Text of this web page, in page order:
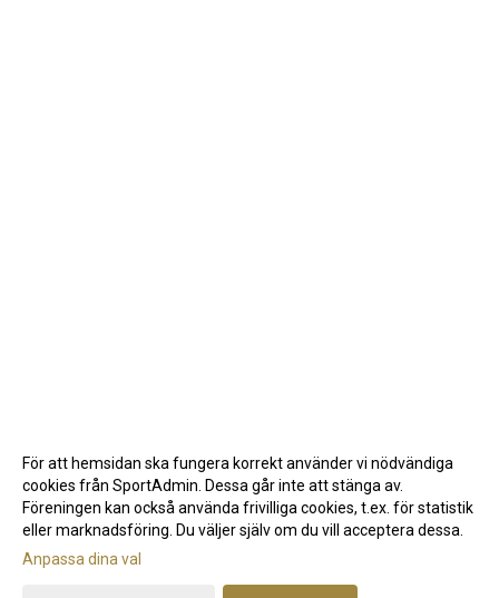
Gå till Webbversion
För att hemsidan ska fungera korrekt använder vi nödvändiga
cookies från SportAdmin. Dessa går inte att stänga av.
Föreningen kan också använda frivilliga cookies, t.ex. för statistik
eller marknadsföring. Du väljer själv om du vill acceptera dessa.
Anpassa dina val